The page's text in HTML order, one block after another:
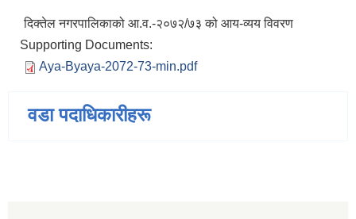
दिक्तेल नगरपालिकाको आ.व.-२०७२/७३ को आय-व्यय विवरण
Supporting Documents:
Aya-Byaya-2072-73-min.pdf
वडा पदाधिकारीहरू